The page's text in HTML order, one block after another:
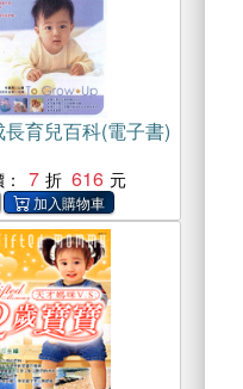
育兒百科(電子書)
7 616